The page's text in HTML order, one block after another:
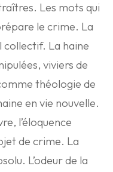
Les mots qui
le crime. La
collectif. La haine
viviers de
théologie de
en vie nouvelle.
l’éloquence
de crime. La
L’odeur de la